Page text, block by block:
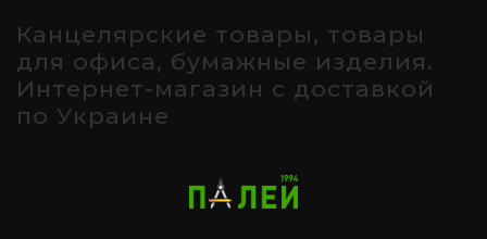
Канцелярские товары, товары
для офиса, бумажные изделия.
Интернет-магазин с доставкой
по Украине